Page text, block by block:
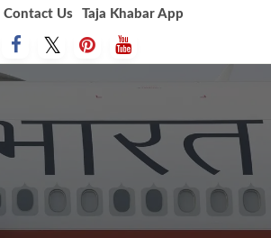
Contact Us Taja Khabar App